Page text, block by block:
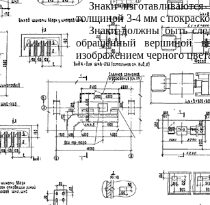
Знаки
толщиной 3-4 мм с
Знаки должны быть
обращенный вершиной
изображением черного